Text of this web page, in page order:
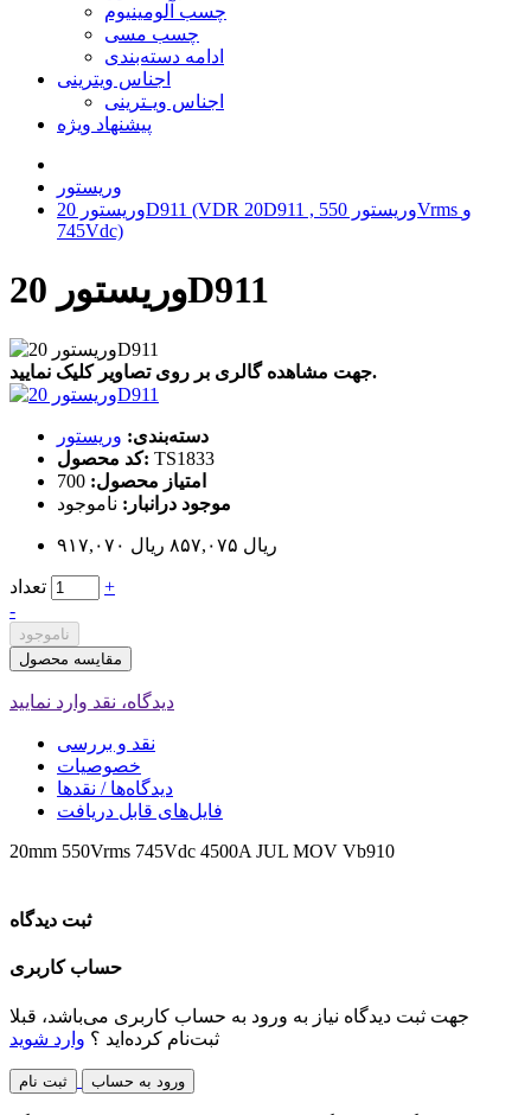
چسب آلومینیوم
چسب مسی
ادامه دسته‌بندی
اجناس ویترینی
اجناس ویـترینی
پیشنهاد ویژه
وریستور
وریستور 20D911 (VDR 20D911 , وریستور 550Vrms و
745Vdc)
وریستور 20D911
جهت مشاهده گالری بر روی تصاویر کلیک نمایید.
دسته‌بندی: وریستور
کد محصول: TS1833
امتیاز محصول: 700
موجود درانبار: ناموجود
۹۱۷,۰۷۰ ریال ۸۵۷,۰۷۵ ریال
تعداد
+
-
ناموجود
مقایسه محصول
دیدگاه، نقد وارد نمایید
نقد و بررسی
خصوصیات
دیدگاه‌ها / نقدها
فایل‌های قابل دریافت
20mm 550Vrms 745Vdc 4500A JUL MOV Vb910
ثبت دیدگاه
حساب کاربری
جهت ثبت دیدگاه نیاز به ورود به حساب کاربری می‌باشد، قبلا
ثبت‌نام کرده‌اید ؟ وارد شوید
ثبت نام ورود به حساب